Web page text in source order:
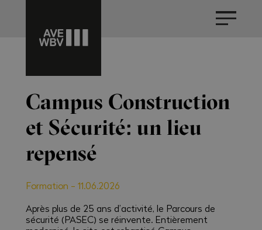
Campus Construction
et Sécurité: un lieu
repensé
Formation - 11.06.2026
Après plus de 25 ans d’activité, le Parcours de
sécurité (PASEC) se réinvente. Entièrement